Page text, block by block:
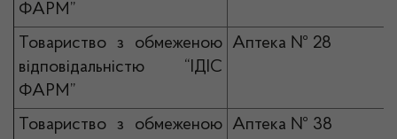
ФАРМ”
Товариство з обмеженою
відповідальністю “ІДІС
ФАРМ”
Аптека № 28
Товариство з обмеженою Аптека № 38